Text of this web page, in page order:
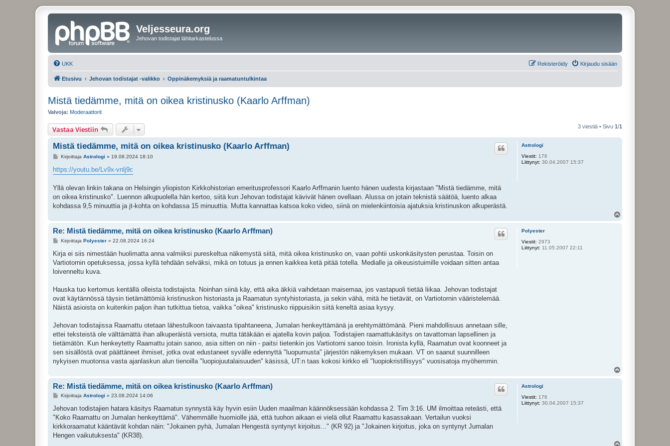
Veljesseura.org
Jehovan todistajat lähitarkastelussa
UKK Kirjaudu sisään
Rekisteröidy
Etusivu Jehovan todistajat -valikko Oppinäkemyksiä ja raamatuntulkintaa
Mistä tiedämme, mitä on oikea kristinusko (Kaarlo Arffman)
Valvoja: Moderaattorit
Vastaa Viestiin 3 viestiä • Sivu 1/1
Astrologi
Viestit: 176
Liittynyt: 30.04.2007 15:37
Mistä tiedämme, mitä on oikea kristinusko (Kaarlo Arffman)
V
e
s
i
Kirjoittaja Astrologi » 19.08.2024 18:10
https://youtu.be/Lv9x-vnlj9c
Yllä olevan linkin takana on Helsingin yliopiston Kirkkohistorian emeritusprofessori Kaarlo Arffmanin luento hänen uudesta kirjastaan "Mistä tiedämme, mitä
on oikea kristinusko". Luennon alkupuolella hän kertoo, siitä kun Jehovan todistajat kävivät hänen ovellaan. Alussa on jotain teknistä säätöä, luento alkaa
kohdassa 9,5 minuuttia ja jt-kohta on kohdassa 15 minuuttia. Mutta kannattaa katsoa koko video, siinä on mielenkiintoisia ajatuksia kristinuskon alkuperästä.
Polyester
Viestit: 2973
Liittynyt: 11.05.2007 22:11
Re: Mistä tiedämme, mitä on oikea kristinusko (Kaarlo Arffman)
V
e
s
t
i
Kirjoittaja Polyester» 22.08.2024 16:24
Kirja ei siis nimestään huolimatta anna valmiiksi pureskeltua näkemystä siitä, mitä oikea kristinusko on, vaan pohtii uskonkäsitysten perustaa. Toisin on
Vartiotornin opetuksessa, jossa kyllä tehdään selväksi, mikä on totuus ja ennen kaikkea ketä pitää totella. Medialle ja oikeusistuimille voidaan sitten antaa
loivenneltu kuva.
Hauska tuo kertomus kentällä olleista todistajista. Noinhan siinä käy, että aika äkkiä vaihdetaan maisemaa, jos vastapuoli tietää liikaa. Jehovan todistajat
ovat käytännössä täysin tietämättömiä kristinuskon historiasta ja Raamatun syntyhistoriasta, ja sekin vähä, mitä he tietävät, on Vartiotornin vääristelemää.
Näistä asioista on kuitenkin paljon ihan tutkittua tietoa, vaikka "oikea" kristinusko riippuisikin siitä keneltä asiaa kysyy.
Jehovan todistajissa Raamattu otetaan lähestulkoon taivaasta tipahtaneena, Jumalan henkeyttämänä ja erehtymättömänä. Pieni mahdollisuus annetaan sille,
ettei teksteistä ole välttämättä ihan alkuperäistä versiota, mutta tätäkään ei ajatella kovin paljoa. Todistajien raamattukäsitys on tavattoman lapsellinen ja
tietämätön. Kun henkeytetty Raamattu jotain sanoo, asia sitten on niin - paitsi tietenkin jos Vartiotorni sanoo toisin. Ironista kyllä, Raamatun ovat koonneet ja
sen sisällöstä ovat päättäneet ihmiset, jotka ovat edustaneet syvälle edennyttä "luopumusta" järjestön näkemyksen mukaan. VT on saanut suunnilleen
nykyisen muotonsa vasta ajanlaskun alun tienoilla "luopiojuutalaisuuden" käsissä, UT:n taas kokosi kirkko eli "luopiokristillisyys" vuosisatoja myöhemmin.
Astrologi
Viestit: 176
Liittynyt: 30.04.2007 15:37
Re: Mistä tiedämme, mitä on oikea kristinusko (Kaarlo Arffman)
V
e
t
i
Kirjoittaja Astrologi » 23.08.2024 14:06
Jehovan todistajien hatara käsitys Raamatun synnystä käy hyvin esiin Uuden maailman käännöksessään kohdassa 2. Tim 3:16. UM ilmoittaa reteästi, että
"Koko Raamattu on Jumalan henkeyttämä". Vähemmälle huomiolle jää, että tuohon aikaan ei vielä ollut Raamattu kasassakaan. Vertailun vuoksi
kirkkoraamatut kääntävät kohdan näin: "Jokainen pyhä, Jumalan Hengestä syntynyt kirjoitus..." (KR 92) ja "Jokainen kirjoitus, joka on syntynyt Jumalan
Hengen vaikutuksesta" (KR38).